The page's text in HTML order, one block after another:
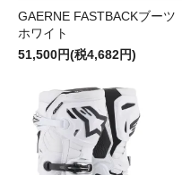
GAERNE FASTBACKブーツ
ホワイト
51,500円(税4,682円)